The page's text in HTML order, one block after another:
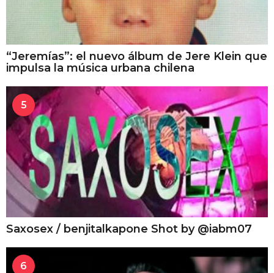
“Jeremías”: el nuevo álbum de Jere Klein que
impulsa la música urbana chilena
5
Saxosex / benjitalkapone Shot by @iabm07
6